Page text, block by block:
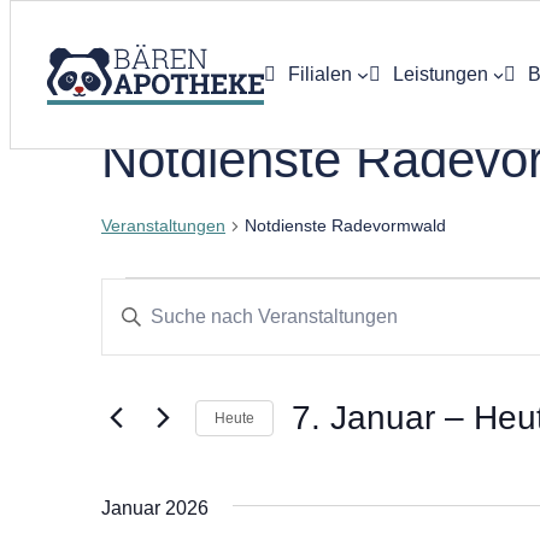
Filialen Leistungen
App-
E-Rezept
Botendienst
Notdienste
Veranstaltungen Notdienste Radevormwald
Veranstaltungen
Veranstaltungen
Suche
und
Navigation
Bitte
Suche
Schlüsselwort.
Heute 7. Januar –
Januar 2026